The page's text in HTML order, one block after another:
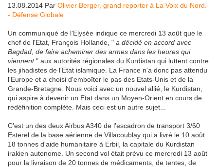
13.08.2014 Par Olivier Berger, grand reporter à La Voix du Nord.
- Défense Globale
Un communiqué de l'Elysée indique ce mercredi 13 août que le
chef de l'Etat, François Hollande, " a décidé en accord avec
Bagdad, de faire acheminer des armes dans les heures qui
viennent" aux autorités régionales du Kurdistan qui luttent contre
les jihadistes de l'Etat islamique. La France n'a donc pas attendu
l'Europe et a choisi d'emboîter le pas des Etats-Unis et de la
Grande-Bretagne. Nous voici avec un nouvel allié, le Kurdistan,
qui aspire à devenir un Etat dans un Moyen-Orient en cours de
redéfinition complète. Mais ceci est un autre sujet...
C'est un des deux Airbus A340 de l'escadron de transport 3/60
Esterel de la base aérienne de Villacoublay qui a livré le 10 août
18 tonnes d'aide humanitaire à Erbil, la capitale du Kurdistan
irakien autonome. Un second vol était prévu ce mercredi 13 août
pour la livraison de 20 tonnes de médicaments, de tentes, de